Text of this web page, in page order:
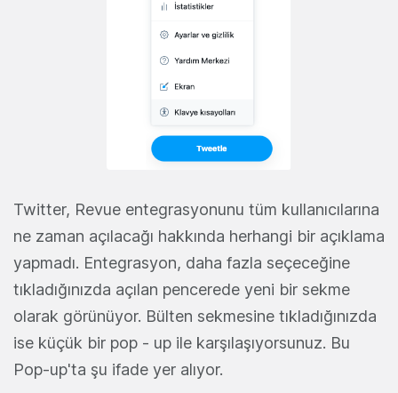
Twitter, Revue entegrasyonunu tüm kullanıcılarına
ne zaman açılacağı hakkında herhangi bir açıklama
yapmadı. Entegrasyon, daha fazla seçeceğine
tıkladığınızda açılan pencerede yeni bir sekme
olarak görünüyor. Bülten sekmesine tıkladığınızda
ise küçük bir pop - up ile karşılaşıyorsunuz. Bu
Pop-up'ta şu ifade yer alıyor.